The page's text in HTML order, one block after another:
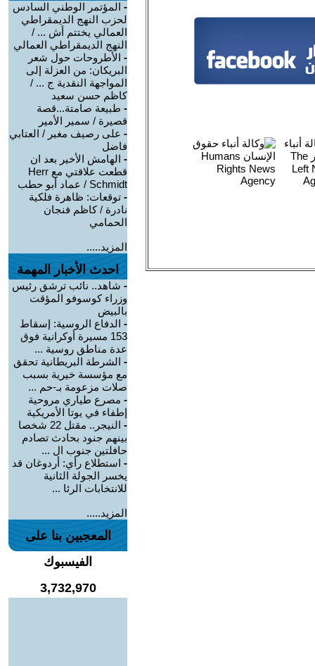
- المؤتمر الوطني السادس
لحزب النهج الديمقراطي
العمالي يختتم أش ... /
النهج الديمقراطي العمالي
- الأطروحات حول شعر
البريكان: من العزلة إلى
المواجهة النقدية ج ... /
كاظم حسن سعيد
- طبيعة صامتة...قصة
قصيرة / سمير الأمير
- على رصيف مغبر / العتابي
فاضل
- الهامش الأخير بعد ان
قطعت علاقتي مع Herr
Schmidt / عماد أبو حطب
- توقعات: ظاهرة فلكية
نادرة / كاظم فنجان
الحمامي
المزيد.....
احدث الأخبار المهمة
- شاهد.. نائب ترشق رئيس
وزراء كوسوفو المؤقت
بالبيض
- الدفاع الروسية: إسقاط
153 مسيرة أوكرانية فوق
عدة مناطق روسية ...
- الشرطة البريطانية تحقق
مع مؤسسة خيرية بسبب
صلات مزعومة بـ-حم ...
- مصرع طياري مروحية
إطفاء في يوتا الأمريكية
-
النيجر.. مقتل 22 شخصا
بينهم جنود بحادث تصادم
حافلتين جنوب ال ...
- استطلاع رأي: أردوغان قد
يخسر الجولة الثانية
للانتخابات الرئا ...
المزيد.....
المعجبين بنا على
الفيسبوك
3,732,970